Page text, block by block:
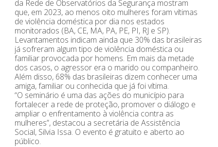
da Rede de Observatórios da Segurança mostram
que, em 2023, ao menos oito mulheres foram vítimas
de violência doméstica por dia nos estados
monitorados (BA, CE, MA, PA, PE, PI, RJ e SP).
Levantamentos indicam ainda que 30% das brasileiras
já sofreram algum tipo de violência doméstica ou
familiar provocada por homens. Em mais da metade
dos casos, o agressor era o marido ou companheiro.
Além disso, 68% das brasileiras dizem conhecer uma
amiga, familiar ou conhecida que já foi vítima.
“O seminário é uma das ações do município para
fortalecer a rede de proteção, promover o diálogo e
ampliar o enfrentamento à violência contra as
mulheres”, destacou a secretária de Assistência
Social, Silvia Issa. O evento é gratuito e aberto ao
público.